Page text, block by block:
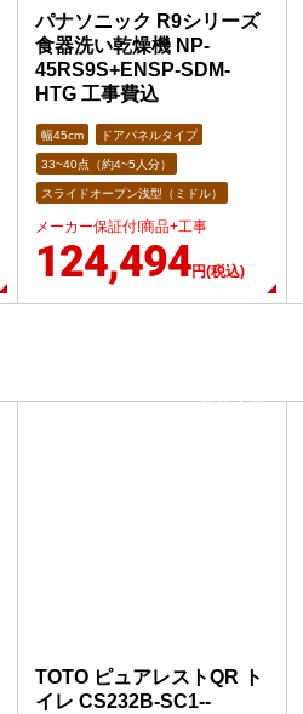
パナソニック R9シリーズ
食器洗い乾燥機 NP-
45RS9S+ENSP-SDM-
HTG 工事費込
幅45cm ドアパネルタイプ
33~40点（約4~5人分）
スライドオープン浅型（ミドル）
メーカー保証付!商品+工事
124,494円(税込)
当店人気
TOTO ピュアレストQR ト
イレ CS232B-SC1--